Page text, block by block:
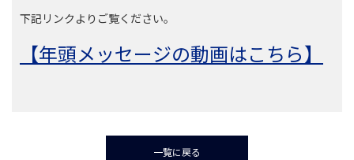
下記リンクよりご覧ください。
【年頭メッセージの動画はこちら】
一覧に戻る